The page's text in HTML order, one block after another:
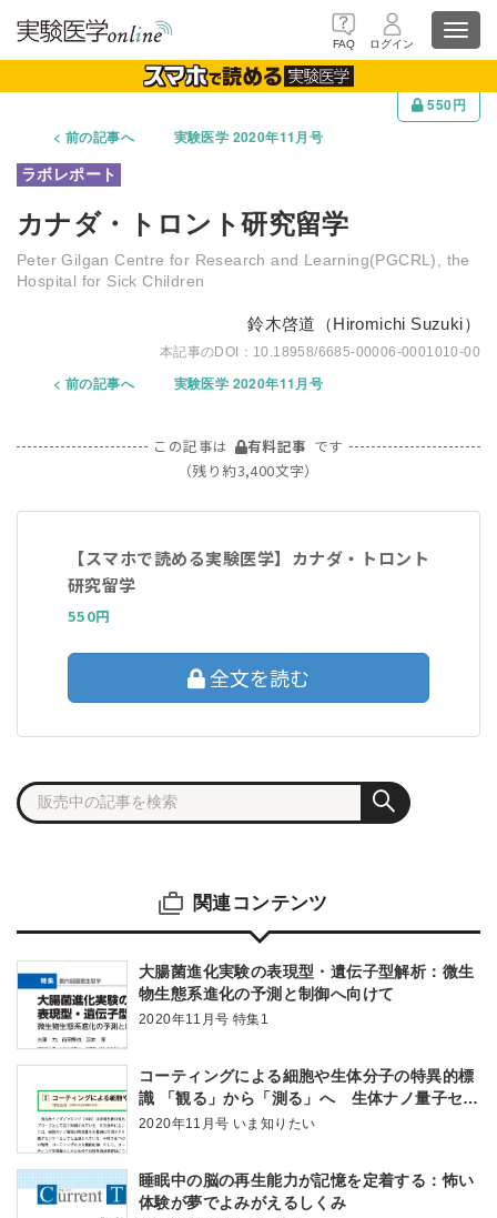
FAQ ログイン
550円
前の記事へ
実験医学 2020年11月号
カナダ・トロント研究留学
Peter Gilgan Centre for Research and Learning(PGCRL), the
Hospital for Sick Children
鈴木啓道（Hiromichi Suzuki）
10.18958/6685-00006-0001010-00
前の記事へ 実験医学 2020年11月号
この記事は 有料記事 です
（残り約3,400文字）
【スマホで読める実験医学】カナダ・トロント
研究留学
550円
全文を読む
関連コンテンツ
大腸菌進化実験の表現型・遺伝子型解析：微生
物生態系進化の予測と制御へ向けて
2020年11月号 特集1
コーティングによる細胞や生体分子の特異的標
識 「観る」から「測る」へ 生体ナノ量子セン
サーで細胞観察が変わる
2020年11月号 いま知りたい
睡眠中の脳の再生能力が記憶を定着する：怖い
体験が夢でよみがえるしくみ